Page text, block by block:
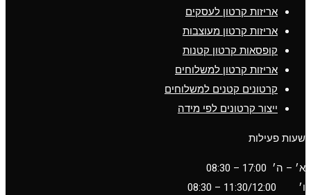
אריזות קרטון לעסקים
אריזות קרטון מעוצבות
קופסאות קרטון קטנות
אריזות קרטון למשלוחים
קרטונים קטנים למשלוחים
ייצור קרטונים לפי מידה
שעות פעילות
א׳ – ה׳ 17:00 – 08:30
ו׳
11:30/12:00
– 08:30